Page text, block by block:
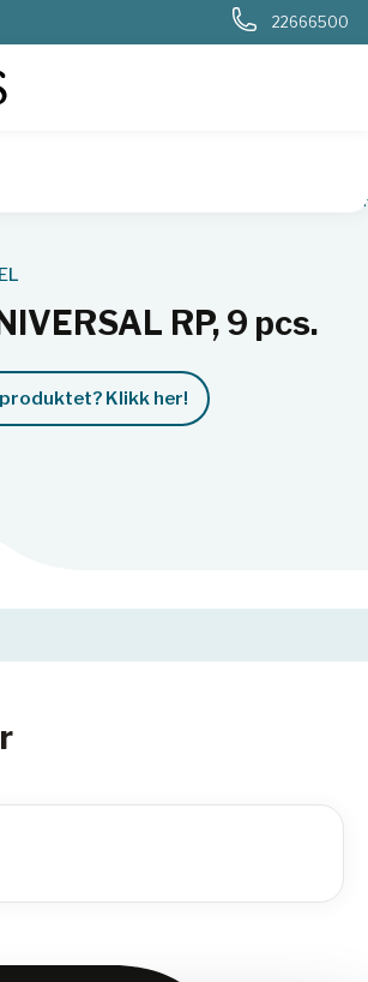
22666500
RP, 9 pcs.
Klikk her!